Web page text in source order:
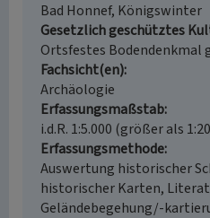
Bad Honnef, Königswinter
Gesetzlich geschütztes
Ortsfestes Bodendenkmal
Fachsicht(en)
Archäologie
Erfassungsmaßstab
i.d.R. 1:5.000 (größer als
Erfassungsmethode
Auswertung historischer
historischer Karten,
Geländebegehung/-